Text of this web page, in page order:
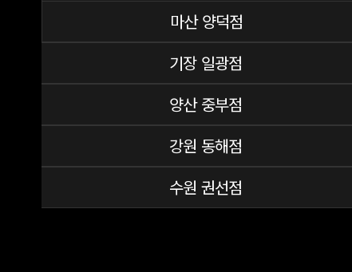
마산 양덕점
기장 일광점
양산 중부점
강원 동해점
수원 권선점